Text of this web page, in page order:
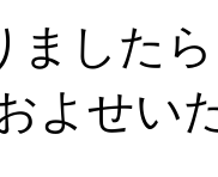
ました
よせい